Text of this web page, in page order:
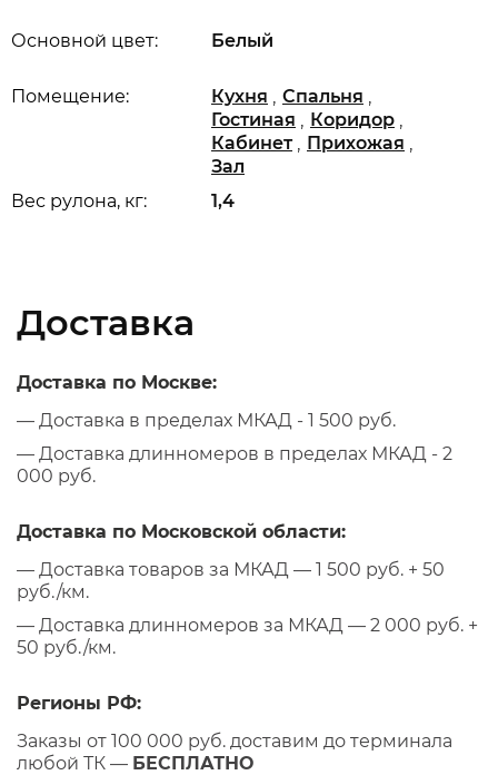
Вес рулона, кг: 1,4
Основной цвет: Белый
Помещение: Кухня , Спальня ,
Гостиная , Коридор ,
Кабинет , Прихожая ,
Зал
Доставка
Доставка по Москве:
— Доставка в пределах МКАД - 1 500 руб.
— Доставка длинномеров в пределах МКАД - 2
000 руб.
Доставка по Московской области:
— Доставка товаров за МКАД — 1 500 руб. + 50
руб./км.
— Доставка длинномеров за МКАД — 2 000 руб. +
50 руб./км.
Регионы РФ:
Заказы от 100 000 руб. доставим до терминала
любой ТК — БЕСПЛАТНО